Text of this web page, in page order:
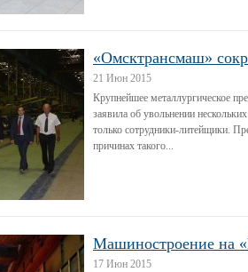
«Омсктрансмаш»
21 Июн 2015
Крупнейшее металлургическое
заявила об увольнении
только сотрудники-литейщики.
причинах такого...
Машиностроение на
17 Июн 2015